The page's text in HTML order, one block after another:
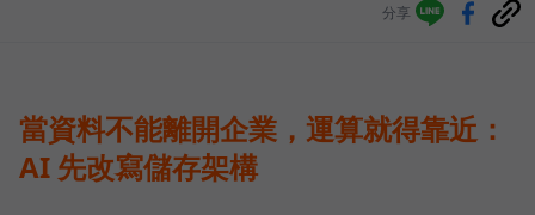
分享
當資料不能離開企業，運算就得靠近：
AI 先改寫儲存架構